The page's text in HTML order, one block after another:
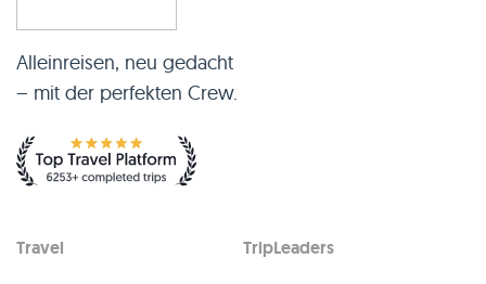
Alleinreisen, neu gedacht
– mit der perfekten Crew.
Travel TripLeaders